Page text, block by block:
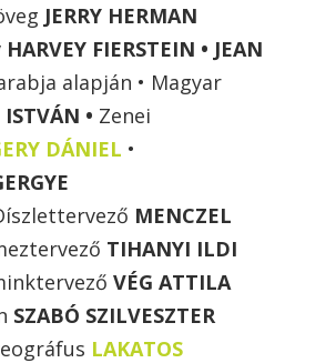
JERRY HERMAN
HARVEY FIERSTEIN • JEAN
alapján • Magyar
• Zenei
DÁNIEL •
MENCZEL
TIHANYI ILDI
VÉG ATTILA
SZABÓ SZILVESZTER
LAKATOS